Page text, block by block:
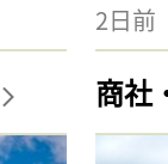
2日前
商社